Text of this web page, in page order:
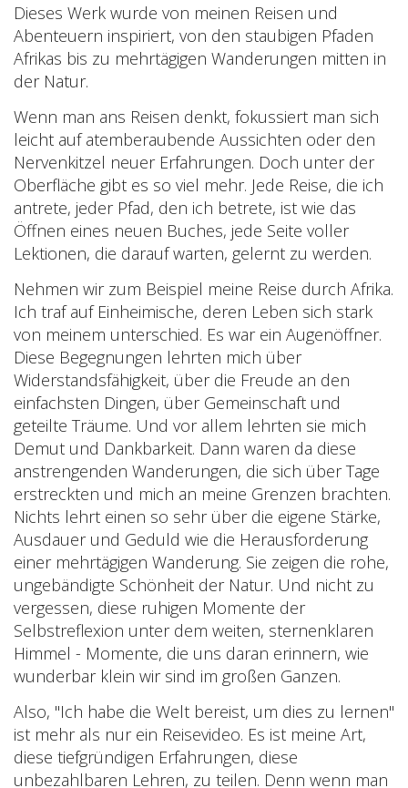
Dieses Werk wurde von meinen Reisen und
Abenteuern inspiriert, von den staubigen Pfaden
Afrikas bis zu mehrtägigen Wanderungen mitten in
der Natur.
Wenn man ans Reisen denkt, fokussiert man sich
leicht auf atemberaubende Aussichten oder den
Nervenkitzel neuer Erfahrungen. Doch unter der
Oberfläche gibt es so viel mehr. Jede Reise, die ich
antrete, jeder Pfad, den ich betrete, ist wie das
Öffnen eines neuen Buches, jede Seite voller
Lektionen, die darauf warten, gelernt zu werden.
Nehmen wir zum Beispiel meine Reise durch Afrika.
Ich traf auf Einheimische, deren Leben sich stark
von meinem unterschied. Es war ein Augenöffner.
Diese Begegnungen lehrten mich über
Widerstandsfähigkeit, über die Freude an den
einfachsten Dingen, über Gemeinschaft und
geteilte Träume. Und vor allem lehrten sie mich
Demut und Dankbarkeit. Dann waren da diese
anstrengenden Wanderungen, die sich über Tage
erstreckten und mich an meine Grenzen brachten.
Nichts lehrt einen so sehr über die eigene Stärke,
Ausdauer und Geduld wie die Herausforderung
einer mehrtägigen Wanderung. Sie zeigen die rohe,
ungebändigte Schönheit der Natur. Und nicht zu
vergessen, diese ruhigen Momente der
Selbstreflexion unter dem weiten, sternenklaren
Himmel - Momente, die uns daran erinnern, wie
wunderbar klein wir sind im großen Ganzen.
Also, "Ich habe die Welt bereist, um dies zu lernen"
ist mehr als nur ein Reisevideo. Es ist meine Art,
diese tiefgründigen Erfahrungen, diese
unbezahlbaren Lehren, zu teilen. Denn wenn man